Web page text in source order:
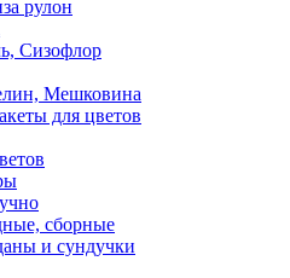
рулон
Сизофлор
Мешковина
для цветов
сборные
и сундучки